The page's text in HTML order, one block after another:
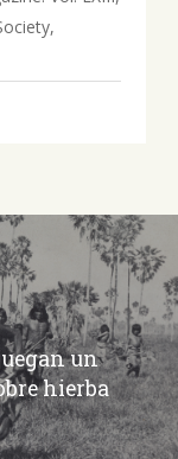
un
hierba